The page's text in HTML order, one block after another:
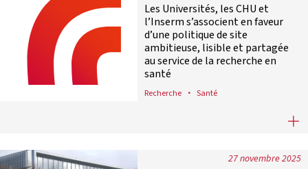
Les Universités, les CHU et
l’Inserm s’associent en faveur
d’une politique de site
ambitieuse, lisible et partagée
au service de la recherche en
santé
Recherche Santé
Les Universités, les CHU et
27 novembre 2025